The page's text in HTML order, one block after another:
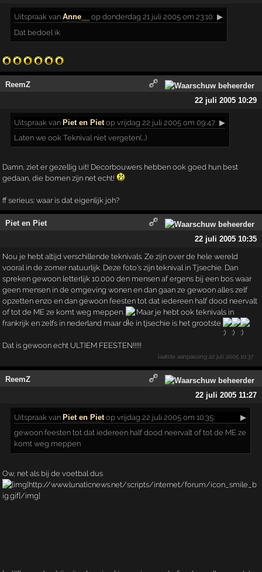
Uitspraak vanAnne__ op donderdag 21 juli 2005 om 23:10: ▶
Dat bedoel ik
ReemZ
22 juli 2005 10:29
Uitspraak vanPiet en Pietop vrijdag 22 juli 2005 om 09:47: ▶
Laten we ook Teknival niet vergeten(...)
Damn, ziet er gezellig uit! Decorbouwers hebben ook goed hun best
gedaan, die bomen zijn net echt!
ff serieus: waar is dat eigenlijk joh?
Piet en Piet
22 juli 2005 10:35
Nou je hebt altijd verschillende teknivals. Ze zijn over de hele wereld
vooral in de zomer natuurlijk. Deze foto's zijn teknival in Tjsechie. Dan
spreken gewoon letterlijk 10.000 den mensen af ergens bij een bos waar
geen mensen in de omgeving wonen en dan gaan ze gewoon alles zelf
opzetten enzo en dan gewoon feesten tot dat iedereen half dood neervalt
of tot de ME ze komt weg meppen.
Maar je hebt ook teknivals in
frankrijk en zelfs in nederland maar die in tjsechie is het grootste
Dat is gewoon echt ULTIEM FEESTEN!!!!!
laatste aanpassing22 juli 2005 10:37
ReemZ
22 juli 2005 11:27
Uitspraak van Piet en Pietop vrijdag 22 juli 2005 om 10:35:
▶
gewoon feesten tot dat iedereen half dood neervalt of tot de ME ze
komt weg meppen
Ow, net als bij de voetbal dus